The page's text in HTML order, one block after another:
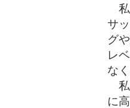
私
サ
グ
レ
な
私
に